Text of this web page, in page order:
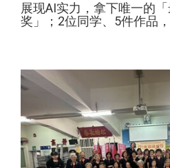
展现AI实力，拿下唯一的
奖」；2位同学、5件作品